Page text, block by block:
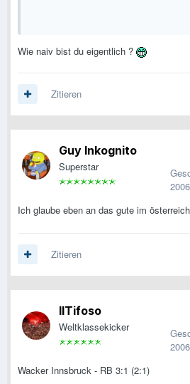
Wie naiv bist du eigentlich ?
Zitieren
Guy Inkognito
Superstar
2006
Ich glaube eben an das gute im
Zitieren
IlTifoso
Weltklassekicker
2006
Wacker Innsbruck - RB 3:1 (2:1)